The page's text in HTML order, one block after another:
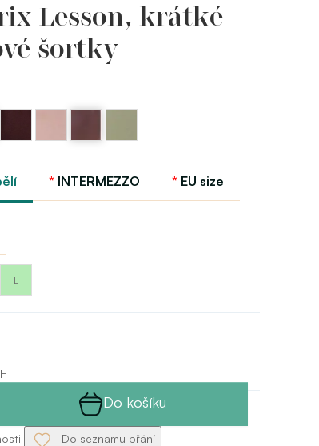
Lesson, krátké
šortky
Italian
GP
Mocco
INTERMEZZO EU size
L
Do košíku
Do seznamu přání